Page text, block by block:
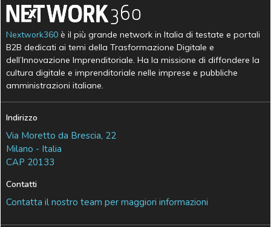
Nextwork360 è il più grande network in Italia di testate e portali
B2B dedicati ai temi della Trasformazione Digitale e
dell’Innovazione Imprenditoriale. Ha la missione di diffondere la
cultura digitale e imprenditoriale nelle imprese e pubbliche
amministrazioni italiane.
Indirizzo
Via Moretto da Brescia, 22
Milano - Italia
CAP 20133
Contatti
Contatta il nostro team per maggiori informazioni